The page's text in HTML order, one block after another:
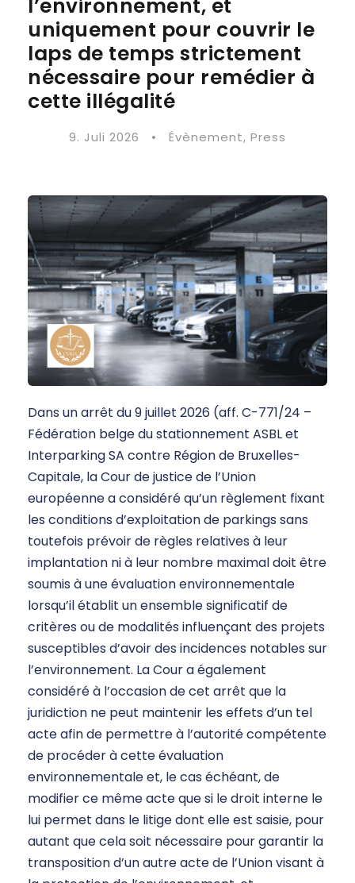
l’environnement, et
uniquement pour couvrir le
laps de temps strictement
nécessaire pour remédier à
cette illégalité
9. Juli 2026 • Évènement, Press
Dans un arrêt du 9 juillet 2026 (aff. C-771/24 –
Fédération belge du stationnement ASBL et
Interparking SA contre Région de Bruxelles-
Capitale, la Cour de justice de l’Union
européenne a considéré qu’un règlement fixant
les conditions d’exploitation de parkings sans
toutefois prévoir de règles relatives à leur
implantation ni à leur nombre maximal doit être
soumis à une évaluation environnementale
lorsqu’il établit un ensemble significatif de
critères ou de modalités influençant des projets
susceptibles d’avoir des incidences notables sur
l’environnement. La Cour a également
considéré à l’occasion de cet arrêt que la
juridiction ne peut maintenir les effets d’un tel
acte afin de permettre à l’autorité compétente
de procéder à cette évaluation
environnementale et, le cas échéant, de
modifier ce même acte que si le droit interne le
lui permet dans le litige dont elle est saisie, pour
autant que cela soit nécessaire pour garantir la
transposition d’un autre acte de l’Union visant à